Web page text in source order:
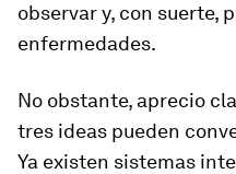
observar y, con suerte,
enfermedades.
No obstante, aprecio
tres ideas pueden
Ya existen sistemas